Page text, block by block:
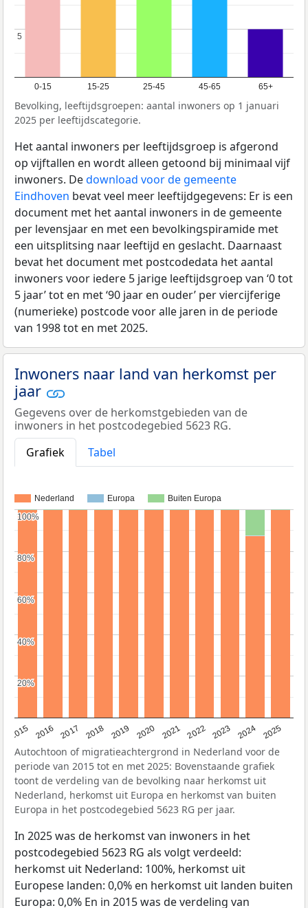
0-15 15-25 25-45 45-65 65+
5
5
Bevolking, leeftijdsgroepen: aantal inwoners op 1 januari
2025 per leeftijdscategorie.
Het aantal inwoners per leeftijdsgroep is afgerond
op vijftallen en wordt alleen getoond bij minimaal vijf
inwoners. Dedownload voor de gemeente
Eindhoven bevat veel meer leeftijdgegevens: Er is een
document met het aantal inwoners in de gemeente
per levensjaar en met een bevolkingspiramide met
een uitsplitsing naar leeftijd en geslacht. Daarnaast
bevat het document met postcodedata het aantal
inwoners voor iedere 5 jarige leeftijdsgroep van ‘0 tot
5 jaar’ tot en met ‘90 jaar en ouder’ per viercijferige
(numerieke) postcode voor alle jaren in de periode
van 1998 tot en met 2025.
Inwoners naar land van herkomst per
jaar
Gegevens over de herkomstgebieden van de
inwoners in het postcodegebied 5623 RG.
Grafiek
Tabel
Nederland Europa Buiten Europa
2015 2016 2017 2018 2019 2020 2021 2022 2023 2024 2025
20%
20%
40%
40%
60%
60%
80%
80%
100%
100%
Autochtoon of migratieachtergrond in Nederland voor de
periode van 2015 tot en met 2025: Bovenstaande grafiek
toont de verdeling van de bevolking naar herkomst uit
Nederland, herkomst uit Europa en herkomst van buiten
Europa in het postcodegebied 5623 RG per jaar.
In 2025 was de herkomst van inwoners in het
postcodegebied 5623 RG als volgt verdeeld:
herkomst uit Nederland: 100%, herkomst uit
Europese landen: 0,0% en herkomst uit landen buiten
Europa: 0,0% En in 2015 was de verdeling van